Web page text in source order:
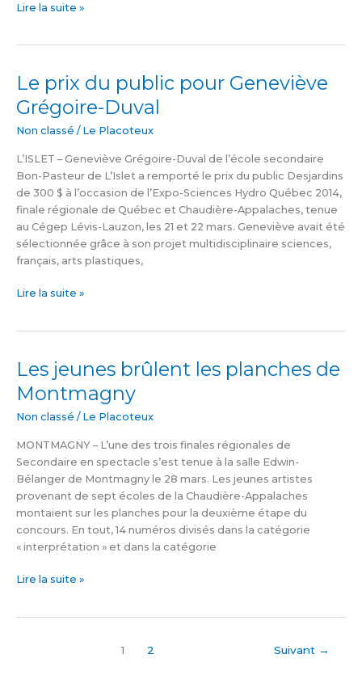
Lire la suite »
Le prix du public pour Geneviève
Grégoire-Duval
Non classé / Le Placoteux
L’ISLET – Geneviève Grégoire-Duval de l’école secondaire
Bon-Pasteur de L’Islet a remporté le prix du public Desjardins
de 300 $ à l’occasion de l’Expo-Sciences Hydro Québec 2014,
finale régionale de Québec et Chaudière-Appalaches, tenue
au Cégep Lévis-Lauzon, les 21 et 22 mars. Geneviève avait été
sélectionnée grâce à son projet multidisciplinaire sciences,
français, arts plastiques,
Le
du
public
Geneviève
Grégoire-
Duval
Lire la suite »
Les jeunes brûlent les planches de
Montmagny
Non classé / Le Placoteux
MONTMAGNY – L’une des trois finales régionales de
Secondaire en spectacle s’est tenue à la salle Edwin-
Bélanger de Montmagny le 28 mars. Les jeunes artistes
provenant de sept écoles de la Chaudière-Appalaches
montaient sur les planches pour la deuxième étape du
concours. En tout, 14 numéros divisés dans la catégorie
« interprétation » et dans la catégorie
Les
brûlent
les
de
Montmagny
Lire la suite »
1 2 Suivant →